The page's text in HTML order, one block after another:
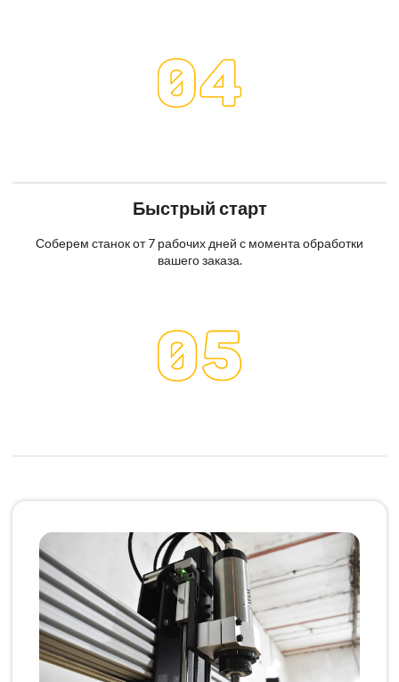
Быстрый старт
Соберем станок от 7 рабочих дней с момента обработки
вашего заказа.